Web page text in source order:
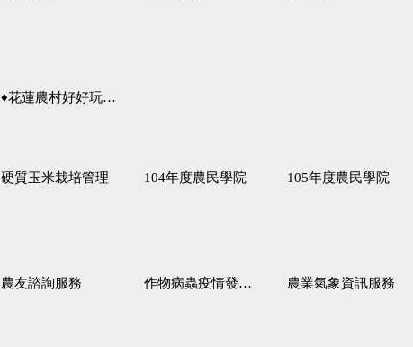
♦花蓮農村好好玩♦「原、生、慢、活」四條遊程推薦
硬質玉米栽培管理 104年度農民學院 105年度農民學院
農友諮詢服務 作物病蟲疫情發生預測 農業氣象資訊服務